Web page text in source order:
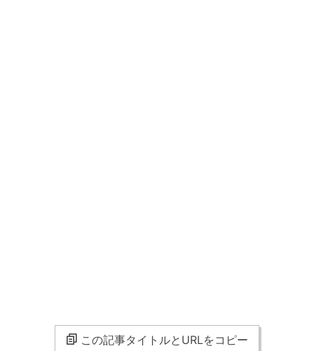
この記事タイトルとURLをコピー